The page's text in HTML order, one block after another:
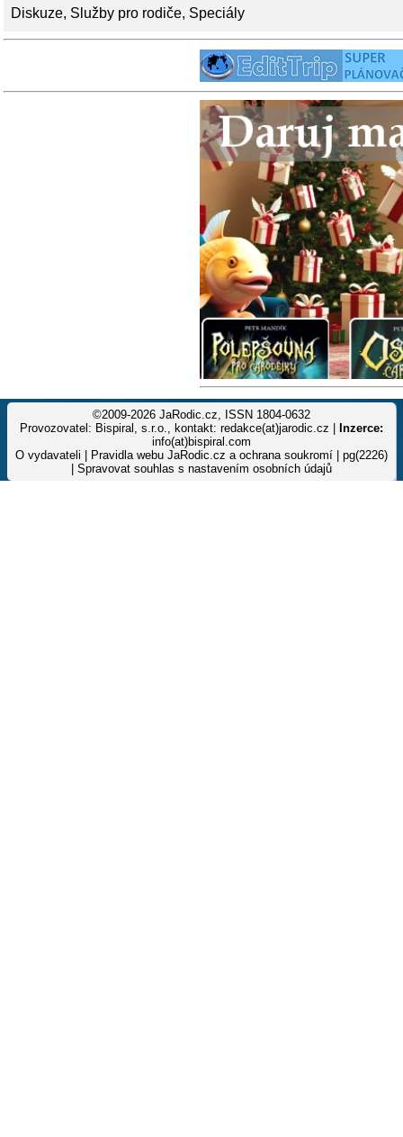
Diskuze, Služby pro rodiče, Speciály
©2009-2026 JaRodic.cz, ISSN 1804-0632
Provozovatel: Bispiral, s.r.o., kontakt: redakce(at)jarodic.cz |
Inzerce:
info(at)bispiral.com
O vydavateli
Pravidla webu JaRodic.cz a ochrana soukromí | pg(2226)
Spravovat souhlas s nastavením osobních údajů